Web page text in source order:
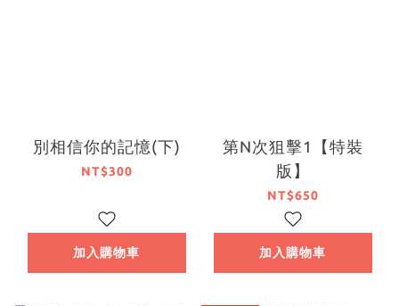
別相信你的記憶(下)
NT$300
加入購物車
第N次狙擊1【特裝
版】
NT$650
加入購物車